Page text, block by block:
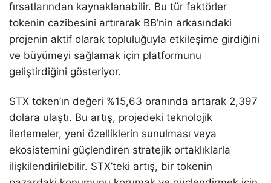
fırsatlarından kaynaklanabilir. Bu tür faktörler
tokenin cazibesini artırarak BB’nin arkasındaki
projenin aktif olarak topluluğuyla etkileşime girdiğini
ve büyümeyi sağlamak için platformunu
geliştirdiğini gösteriyor.
STX token’ın değeri %15,63 oranında artarak 2,397
dolara ulaştı. Bu artış, projedeki teknolojik
ilerlemeler, yeni özelliklerin sunulması veya
ekosistemini güçlendiren stratejik ortaklıklarla
ilişkilendirilebilir. STX’teki artış, bir tokenin